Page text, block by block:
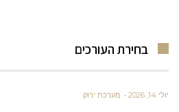
בחירת העורכים
יולי 14, 2026 מערכת ירוק